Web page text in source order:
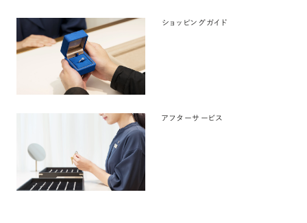
ショッピングガイド
アフターサービス